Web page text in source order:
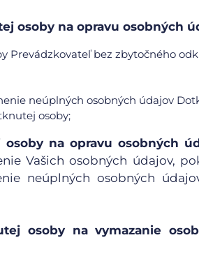
osoby na opravu osobných
Prevádzkovateľ bez zbytočného
neúplných osobných údajov
osoby;
osoby na opravu osobných
Vašich osobných údajov,
neúplných osobných
osoby na vymazanie